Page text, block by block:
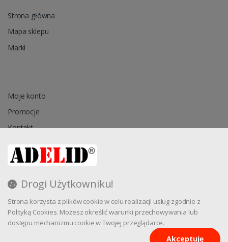
Drogi Użytkowniku!
Strona korzysta z plików cookie w celu realizacji usług zgodnie z
Polityką Cookies. Możesz określić warunki przechowywania lub
dostępu mechanizmu cookie w Twojej przeglądarce.
Akceptuję
Strona główna
Mapa sklepu
Marki
Moje konto
Promocje
Kontakt
Regulamin
Reklamacja